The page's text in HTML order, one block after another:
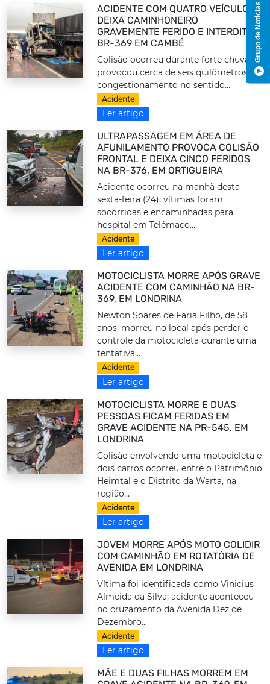
ACIDENTE COM QUATRO VEÍCULOS
DEIXA CAMINHONEIRO
GRAVEMENTE FERIDO E INTERDITA A
BR-369 EM CAMBÉ
Colisão ocorreu durante forte chuva e
provocou cerca de seis quilômetros de
congestionamento no sentido...
Acidente
Ler artigo
ULTRAPASSAGEM EM ÁREA DE
AFUNILAMENTO PROVOCA COLISÃO
FRONTAL E DEIXA CINCO FERIDOS
NA BR-376, EM ORTIGUEIRA
Acidente ocorreu na manhã desta
sexta-feira (24); vítimas foram
socorridas e encaminhadas para
hospital em Telêmaco...
Acidente
Ler artigo
MOTOCICLISTA MORRE APÓS GRAVE
ACIDENTE COM CAMINHÃO NA BR-
369, EM LONDRINA
Newton Soares de Faria Filho, de 58
anos, morreu no local após perder o
controle da motocicleta durante uma
tentativa...
Acidente
Ler artigo
MOTOCICLISTA MORRE E DUAS
PESSOAS FICAM FERIDAS EM
GRAVE ACIDENTE NA PR-545, EM
LONDRINA
Colisão envolvendo uma motocicleta e
dois carros ocorreu entre o Patrimônio
Heimtal e o Distrito da Warta, na
região...
Acidente
Ler artigo
JOVEM MORRE APÓS MOTO COLIDIR
COM CAMINHÃO EM ROTATÓRIA DE
AVENIDA EM LONDRINA
Vítima foi identificada como Vinicius
Almeida da Silva; acidente aconteceu
no cruzamento da Avenida Dez de
Dezembro...
Acidente
Ler artigo
MÃE E DUAS FILHAS MORREM EM
Grupo de Notícias